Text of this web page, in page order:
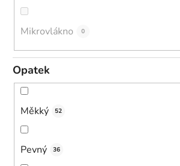
Mikrovlákno 0
Opatek
Měkký 52
Pevný 36